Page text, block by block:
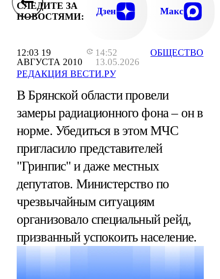
12:03 19
АВГУСТА 2010
14:52
13.05.2026
РЕДАКЦИЯ ВЕСТИ.РУ
ОБЩЕСТВО
СЛЕДИТЕ ЗА
НОВОСТЯМИ:
Дзен Макс
В Брянской области провели
замеры радиационного фона – он в
норме. Убедиться в этом МЧС
пригласило представителей
"Гринпис" и даже местных
депутатов. Министерство по
чрезвычайным ситуациям
организовало специальный рейд,
призванный успокоить население.